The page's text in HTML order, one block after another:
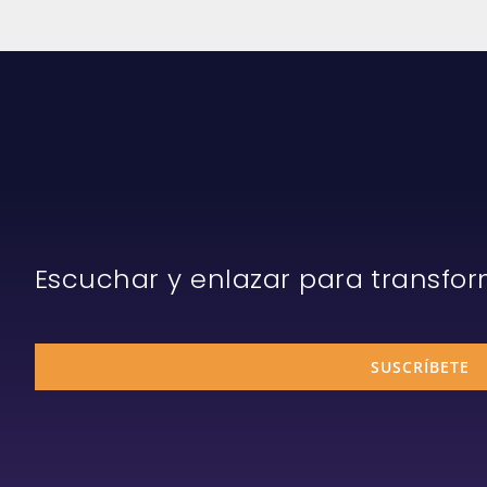
Escuchar y enlazar para
SUSCRÍBETE